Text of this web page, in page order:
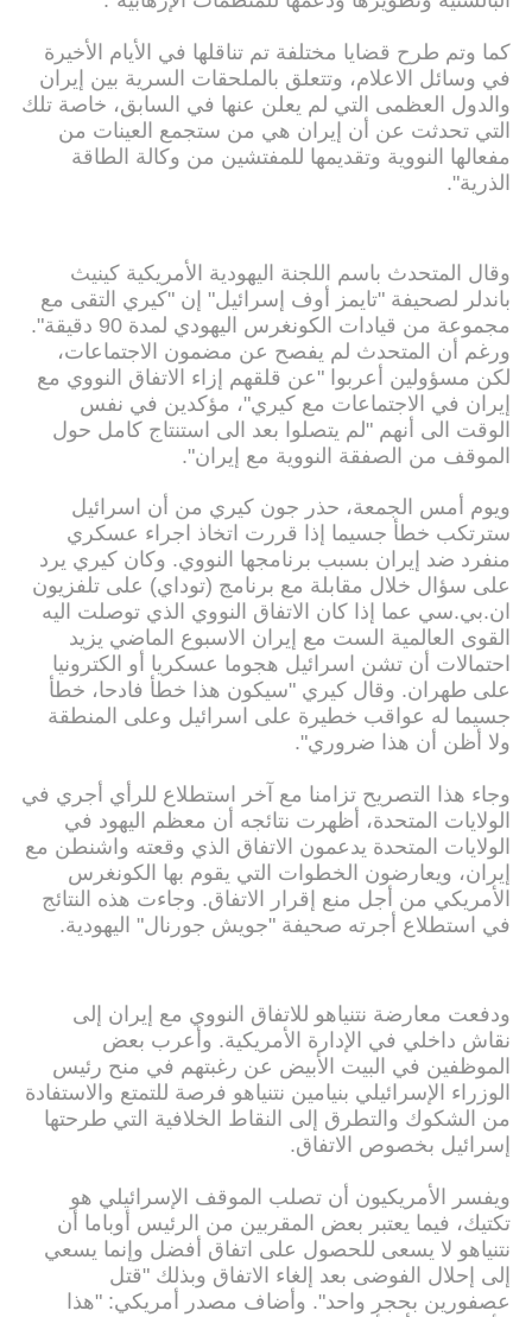
كما وتم طرح قضايا مختلفة تم تناقلها في الأيام الأخيرة
في وسائل الاعلام، وتتعلق بالملحقات السرية بين إيران
والدول العظمى التي لم يعلن عنها في السابق، خاصة تلك
التي تحدثت عن أن إيران هي من ستجمع العينات من
مفعالها النووية وتقديمها للمفتشين من وكالة الطاقة
الذرية".
وقال المتحدث باسم اللجنة اليهودية الأمريكية كينيث
باندلر لصحيفة "تايمز أوف إسرائيل" إن "كيري التقى مع
مجموعة من قيادات الكونغرس اليهودي لمدة 90 دقيقة".
ورغم أن المتحدث لم يفصح عن مضمون الاجتماعات،
لكن مسؤولين أعربوا "عن قلقهم إزاء الاتفاق النووي مع
إيران في الاجتماعات مع كيري"، مؤكدين في نفس
الوقت الى أنهم "لم يتصلوا بعد الى استنتاج كامل حول
الموقف من الصفقة النووية مع إيران".
ويوم أمس الجمعة، حذر جون كيري من أن اسرائيل
سترتكب خطأ جسيما إذا قررت اتخاذ اجراء عسكري
منفرد ضد إيران بسبب برنامجها النووي. وكان كيري يرد
على سؤال خلال مقابلة مع برنامج (توداي) على تلفزيون
ان.بي.سي عما إذا كان الاتفاق النووي الذي توصلت اليه
القوى العالمية الست مع إيران الاسبوع الماضي يزيد
احتمالات أن تشن اسرائيل هجوما عسكريا أو الكترونيا
على طهران. وقال كيري "سيكون هذا خطأ فادحا، خطأ
جسيما له عواقب خطيرة على اسرائيل وعلى المنطقة
ولا أظن أن هذا ضروري".
وجاء هذا التصريح تزامنا مع آخر استطلاع للرأي أجري في
الولايات المتحدة، أظهرت نتائجه أن معظم اليهود في
الولايات المتحدة يدعمون الاتفاق الذي وقعته واشنطن مع
إيران، ويعارضون الخطوات التي يقوم بها الكونغرس
الأمريكي من أجل منع إقرار الاتفاق. وجاءت هذه النتائج
في استطلاع أجرته صحيفة "جويش جورنال" اليهودية.
ودفعت معارضة نتنياهو للاتفاق النووي مع إيران إلى
نقاش داخلي في الإدارة الأمريكية. وأعرب بعض
الموظفين في البيت الأبيض عن رغبتهم في منح رئيس
الوزراء الإسرائيلي بنيامين نتنياهو فرصة للتمتع والاستفادة
من الشكوك والتطرق إلى النقاط الخلافية التي طرحتها
إسرائيل بخصوص الاتفاق.
ويفسر الأمريكيون أن تصلب الموقف الإسرائيلي هو
تكتيك، فيما يعتبر بعض المقربين من الرئيس أوباما أن
نتنياهو لا يسعى للحصول على اتفاق أفضل وإنما يسعي
إلى إحلال الفوضى بعد إلغاء الاتفاق وبذلك "قتل
عصفورين بحجر واحد". وأضاف مصدر أمريكي: "هذا